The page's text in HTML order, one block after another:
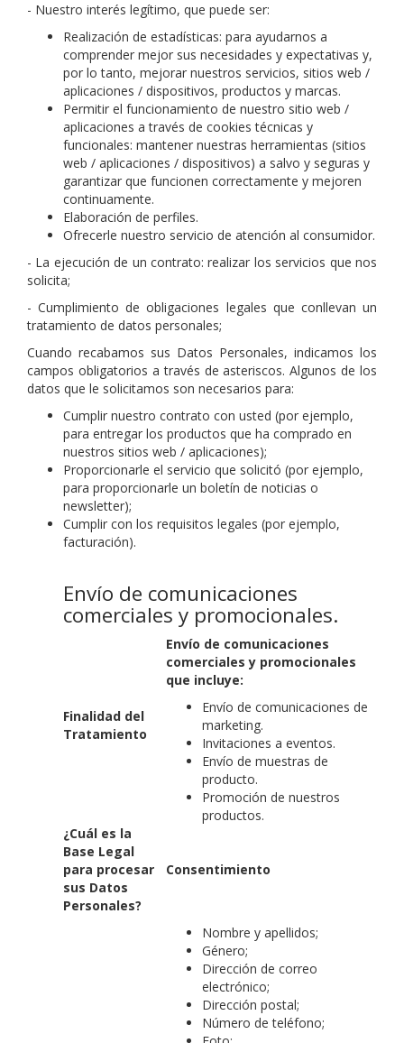
- Nuestro interés legítimo, que puede ser:
Realización de estadísticas: para ayudarnos a
comprender mejor sus necesidades y expectativas y,
por lo tanto, mejorar nuestros servicios, sitios web /
aplicaciones / dispositivos, productos y marcas.
Permitir el funcionamiento de nuestro sitio web /
aplicaciones a través de cookies técnicas y
funcionales: mantener nuestras herramientas (sitios
web / aplicaciones / dispositivos) a salvo y seguras y
garantizar que funcionen correctamente y mejoren
continuamente.
Elaboración de perfiles.
Ofrecerle nuestro servicio de atención al consumidor.
- La ejecución de un contrato: realizar los servicios que nos
solicita;
- Cumplimiento de obligaciones legales que conllevan un
tratamiento de datos personales;
Cuando recabamos sus Datos Personales, indicamos los
campos obligatorios a través de asteriscos. Algunos de los
datos que le solicitamos son necesarios para:
Cumplir nuestro contrato con usted (por ejemplo,
para entregar los productos que ha comprado en
nuestros sitios web / aplicaciones);
Proporcionarle el servicio que solicitó (por ejemplo,
para proporcionarle un boletín de noticias o
newsletter);
Cumplir con los requisitos legales (por ejemplo,
facturación).
Envío de comunicaciones
comerciales y promocionales.
Finalidad del
Tratamiento
Envío de comunicaciones
comerciales y promocionales
que incluye:
Envío de comunicaciones de
marketing.
Invitaciones a eventos.
Envío de muestras de
producto.
Promoción de nuestros
productos.
¿Cuál es la
Base Legal
para procesar
sus Datos
Personales?
Consentimiento
Nombre y apellidos;
Género;
Dirección de correo
electrónico;
Dirección postal;
Número de teléfono;